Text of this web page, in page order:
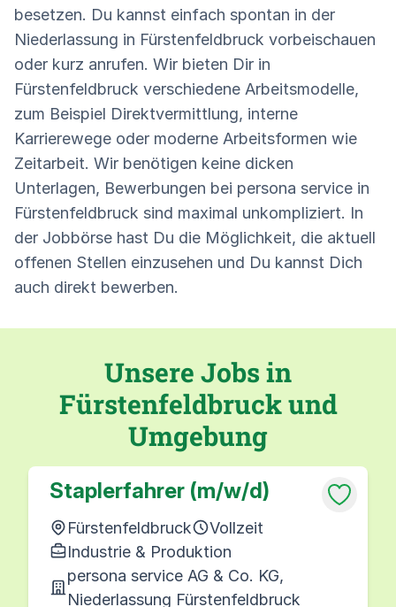
besetzen. Du kannst einfach spontan in der
Niederlassung in Fürstenfeldbruck vorbeischauen
oder kurz anrufen. Wir bieten Dir in
Fürstenfeldbruck verschiedene Arbeitsmodelle,
zum Beispiel Direktvermittlung, interne
Karrierewege oder moderne Arbeitsformen wie
Zeitarbeit. Wir benötigen keine dicken
Unterlagen, Bewerbungen bei persona service in
Fürstenfeldbruck sind maximal unkompliziert. In
der Jobbörse hast Du die Möglichkeit, die aktuell
offenen Stellen einzusehen und Du kannst Dich
auch direkt bewerben.
Unsere Jobs in
Fürstenfeldbruck und
Umgebung
Staplerfahrer (m/w/d)
Fürstenfeldbruck
Vollzeit
Industrie & Produktion
persona service AG & Co. KG,
Niederlassung Fürstenfeldbruck